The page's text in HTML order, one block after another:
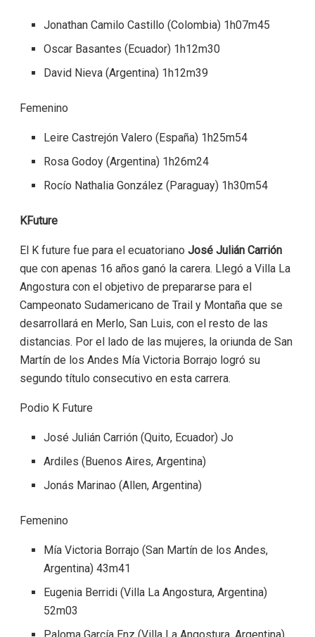
Jonathan Camilo Castillo (Colombia) 1h07m45
Oscar Basantes (Ecuador) 1h12m30
David Nieva (Argentina) 1h12m39
Femenino
Leire Castrejón Valero (España) 1h25m54
Rosa Godoy (Argentina) 1h26m24
Rocío Nathalia González (Paraguay) 1h30m54
KFuture
El K future fue para el ecuatoriano José Julián Carrión
que con apenas 16 años ganó la carera. Llegó a Villa La
Angostura con el objetivo de prepararse para el
Campeonato Sudamericano de Trail y Montaña que se
desarrollará en Merlo, San Luis, con el resto de las
distancias. Por el lado de las mujeres, la oriunda de San
Martín de los Andes Mía Victoria Borrajo logró su
segundo título consecutivo en esta carrera.
Podio K Future
José Julián Carrión (Quito, Ecuador) Jo
Ardiles (Buenos Aires, Argentina)
Jonás Marinao (Allen, Argentina)
Femenino
Mía Victoria Borrajo (San Martín de los Andes,
Argentina) 43m41
Eugenia Berridi (Villa La Angostura, Argentina)
52m03